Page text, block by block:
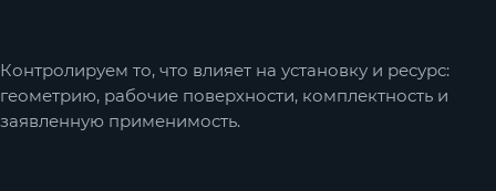
Контролируем то, что влияет на установку и ресурс:
геометрию, рабочие поверхности, комплектность и
заявленную применимость.